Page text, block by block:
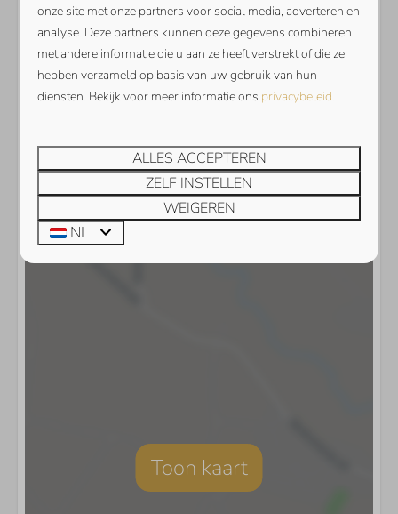
Toon kaart
onze site met onze partners voor social media, adverteren en
analyse. Deze partners kunnen deze gegevens combineren
met andere informatie die u aan ze heeft verstrekt of die ze
hebben verzameld op basis van uw gebruik van hun
diensten. Bekijk voor meer informatie ons privacybeleid.
ALLES ACCEPTEREN
ZELF INSTELLEN
WEIGEREN
NL